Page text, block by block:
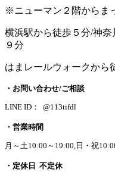
※ニューマン２階からま
横浜駅から徒歩５分/神
９分
はまレールウォークから
・お問い合わせ/ご相談
LINE ID： @113tifdl
・営業時間
月～土10:00～19:00,日・祝
・定休日 不定休